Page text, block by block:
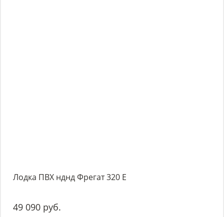
Лодка ПВХ нднд Фрегат 320 Е
49 090 руб.